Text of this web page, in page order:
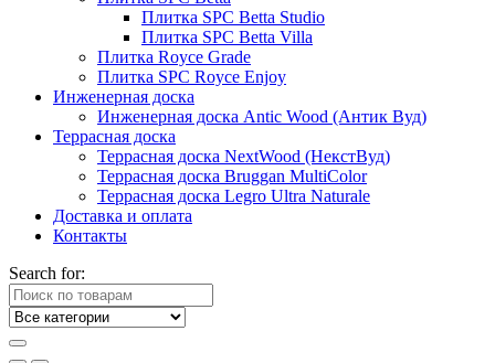
Плитка SPC Betta Studio
Плитка SPC Betta Villa
Плитка Royce Grade
Плитка SPC Royce Enjoy
Инженерная доска
Инженерная доска Antic Wood (Антик Вуд)
Террасная доска
Террасная доска NextWood (НекстВуд)
Террасная доска Bruggan MultiColor
Террасная доска Legro Ultra Naturale
Доставка и оплата
Контакты
Search for: